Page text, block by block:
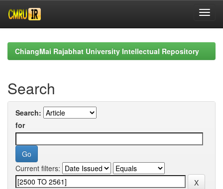
navigationChiangMai Rajabhat University Intellectual Repository
Search
Search:
for
Current filters: